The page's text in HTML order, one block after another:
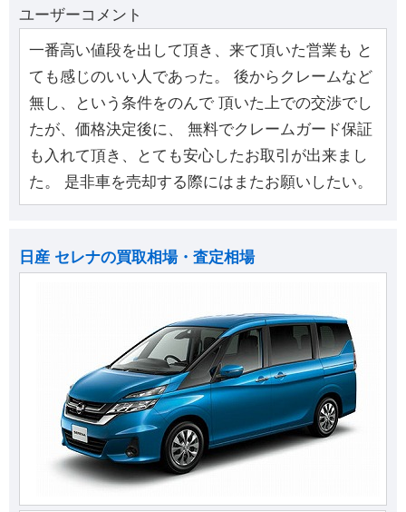
ユーザーコメント
一番高い値段を出して頂き、来て頂いた営業も と
ても感じのいい人であった。 後からクレームなど
無し、という条件をのんで 頂いた上での交渉でし
たが、価格決定後に、 無料でクレームガード保証
も入れて頂き、とても安心したお取引が出来まし
た。 是非車を売却する際にはまたお願いしたい。
日産 セレナの買取相場・査定相場